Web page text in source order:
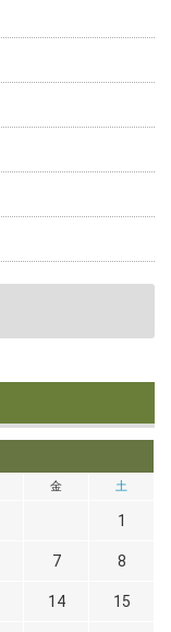
金 土
1
7 8
14 15